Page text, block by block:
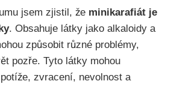
jsem zjistil, že minikarafiát je
. Obsahuje látky jako alkaloidy a
způsobit různé problémy,
pozře. Tyto látky mohou
zvracení, nevolnost a